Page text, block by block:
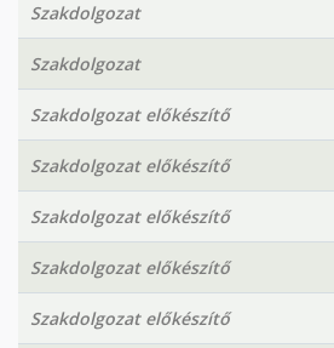
Szakdolgozat
Szakdolgozat
Szakdolgozat előkészítő
Szakdolgozat előkészítő
Szakdolgozat előkészítő
Szakdolgozat előkészítő
Szakdolgozat előkészítő